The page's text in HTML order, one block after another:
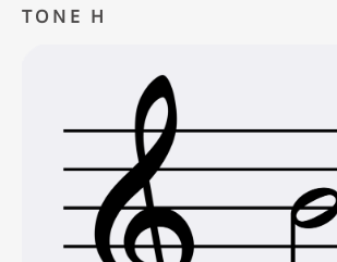
TONE H